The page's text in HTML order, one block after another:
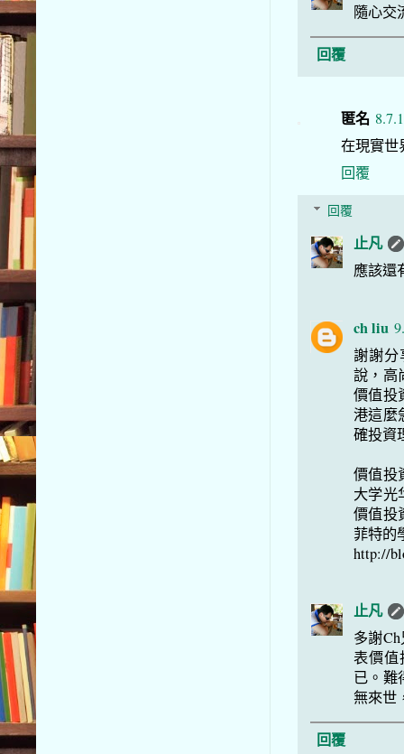
隨心交
回覆
匿名
在現實世
回覆
回覆
止凡
應該還
ch liu
謝謝
說，高
價值投
港這麼
確投資
價值投
大学光
價值投
菲特的
http://
止凡
多謝
表價值
已。難
無來世
回覆